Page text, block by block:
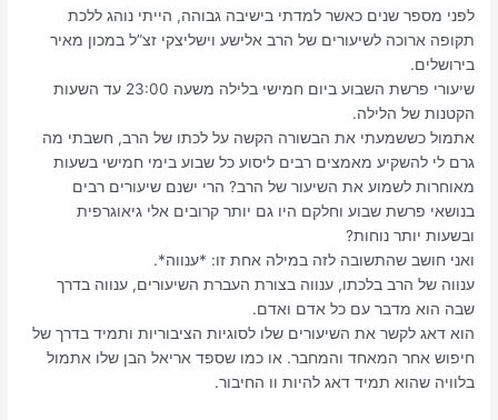
לפני מספר שנים כאשר למדתי בישיבה גבוהה, הייתי נוהג ללכת
תקופה ארוכה לשיעורים של הרב אלישע וישליצקי זצ”ל במכון מאיר
בירושלים.
שיעורי פרשת השבוע ביום חמישי בלילה משעה 23:00 עד השעות
הקטנות של הלילה.
אתמול כששמעתי את הבשורה הקשה על לכתו של הרב, חשבתי מה
גרם לי להשקיע מאמצים רבים ליסוע כל שבוע בימי חמישי בשעות
מאוחרות לשמוע את השיעור של הרב? הרי ישנם שיעורים רבים
בנושאי פרשת שבוע וחלקם היו גם יותר קרובים אלי גיאוגרפית
ובשעות יותר נוחות?
ואני חושב שהתשובה לזה במילה אחת זו: *ענווה*.
ענווה של הרב בלכתו, ענווה בצורת העברת השיעורים, ענווה בדרך
שבה הוא מדבר עם כל אדם ואדם.
הוא דאג לקשר את השיעורים שלו לסוגיות הציבוריות ותמיד בדרך של
חיפוש אחר המאחד והמחבר. או כמו שספד אריאל הבן שלו אתמול
בלוויה שהוא תמיד דאג להיות וו החיבור.